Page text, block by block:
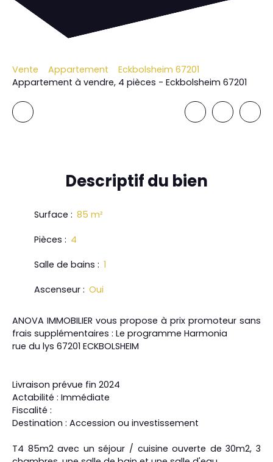
Vente Appartement
Eckbolsheim 67201
Appartement à vendre, 4 pièces - Eckbolsheim 67201
Descriptifdu bien
Surface : 85 m²
Pièces : 4
Salle de bains : 1
Ascenseur : Oui
ANOVA IMMOBILIER vous propose à prix promoteur sans
frais supplémentaires : Le programme Harmonia
rue du lys 67201 ECKBOLSHEIM
Livraison prévue fin 2024
Actabilité : Immédiate
Fiscalité :
Destination : Accession ou investissement
T4 85m2 avec un séjour / cuisine ouverte de 30m2, 3